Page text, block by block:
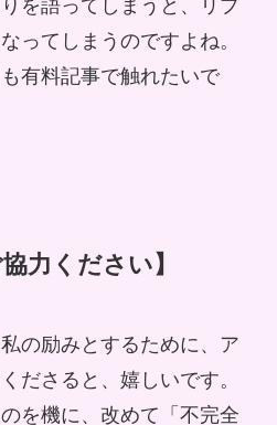
を語ってしまうと、リプ
ってしまうのですよね。
有料記事で触れたいで
力ください】
の励みとするために、ア
ださると、嬉しいです。
を機に、改めて「不完全